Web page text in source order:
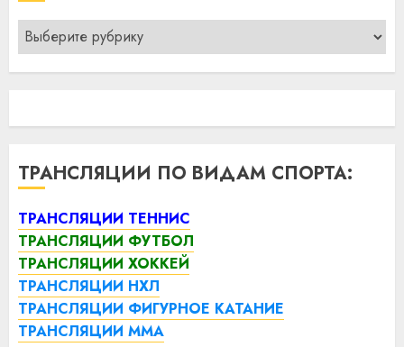
Рубрики
ТРАНСЛЯЦИИ ПО ВИДАМ СПОРТА:
ТРАНСЛЯЦИИ ТЕННИС
ТРАНСЛЯЦИИ ФУТБОЛ
ТРАНСЛЯЦИИ ХОККЕЙ
ТРАНСЛЯЦИИ НХЛ
ТРАНСЛЯЦИИ ФИГУРНОЕ КАТАНИЕ
ТРАНСЛЯЦИИ ММА